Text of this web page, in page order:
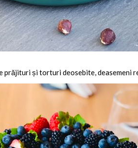
prăjituri și torturi deosebite, deasemeni